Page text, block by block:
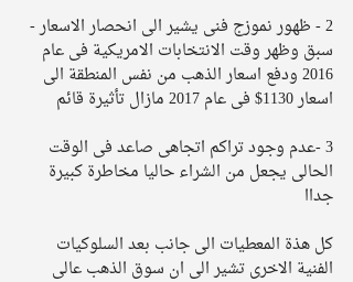
2 - ظهور نموزج فنى يشير الى انحصار الاسعار -
سبق وظهر وقت الانتخابات الامريكية فى عام
2016 ودفع اسعار الذهب من نفس المنطقة الى
اسعار 1130$ فى عام 2017 مازال تأثيرة قائم
3 -عدم وجود تراكم اتجاهى صاعد فى الوقت
الحالى يجعل من الشراء حاليا مخاطرة كبيرة
جداا
كل هذة المعطيات الى جانب بعد السلوكيات
الفنية الاخرى تشير الى ان سوق الذهب عالى